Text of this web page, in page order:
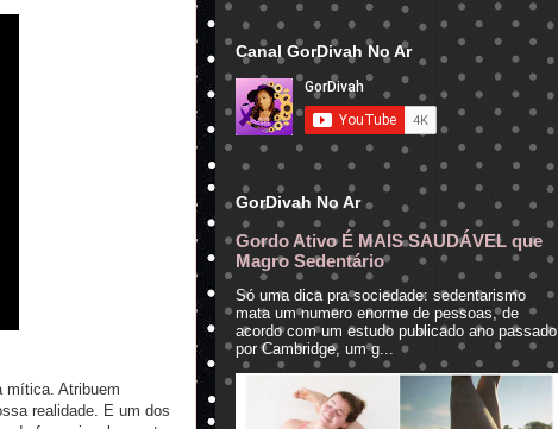
mítica. Atribuem
realidade. E um dos
Canal GorDivah No Ar
GorDivah No Ar
Gordo Ativo É MAIS SAUDÁVEL que
Magro Sedentário
Só uma dica pra sociedade: sedentarismo
mata um numero enorme de pessoas, de
acordo com um estudo publicado ano passado
por Cambridge, um g...